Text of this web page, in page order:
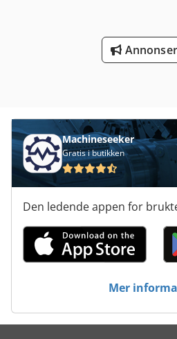
Machineseeker
Gratis i butikken
Den ledende appen for
Mer